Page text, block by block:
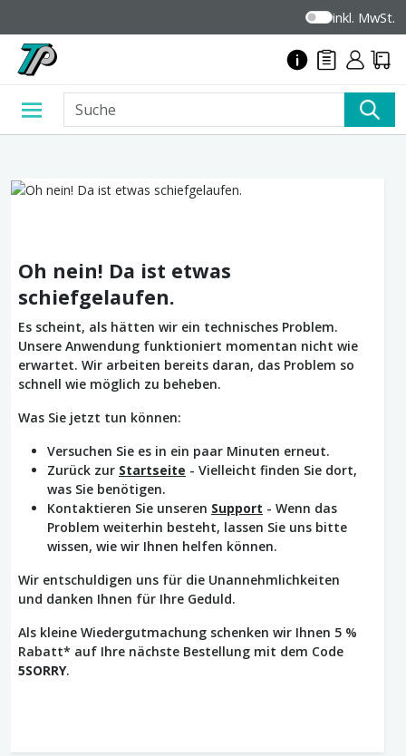
inkl. MwSt.
Oh nein! Da ist etwas
schiefgelaufen.
Es scheint, als hätten wir ein technisches Problem.
Unsere Anwendung funktioniert momentan nicht wie
erwartet. Wir arbeiten bereits daran, das Problem so
schnell wie möglich zu beheben.
Was Sie jetzt tun können:
Versuchen Sie es in ein paar Minuten erneut.
Zurück zur Startseite - Vielleicht finden Sie dort,
was Sie benötigen.
Kontaktieren Sie unseren Support - Wenn das
Problem weiterhin besteht, lassen Sie uns bitte
wissen, wie wir Ihnen helfen können.
Wir entschuldigen uns für die Unannehmlichkeiten
und danken Ihnen für Ihre Geduld.
Als kleine Wiedergutmachung schenken wir Ihnen 5 %
Rabatt* auf Ihre nächste Bestellung mit dem Code
5SORRY.